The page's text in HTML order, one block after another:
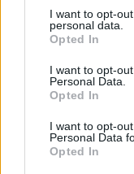
I want to opt-
personal data.
Opted In
I want to opt-
Personal Data.
Opted In
I want to opt-
Personal Data
Opted In
Σημαντικά νέα για
ΕΓΓΡΑΦΗ
Έχω διαβάσει,
εχεμύθειαςτου ιστοτόπου